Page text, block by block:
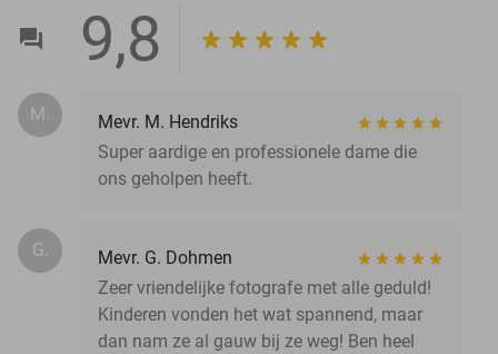
9,8
M.
Mevr. M. Hendriks
Super aardige en professionele dame die
ons geholpen heeft.
G.
Mevr. G. Dohmen
Zeer vriendelijke fotografe met alle geduld!
Kinderen vonden het wat spannend, maar
dan nam ze al gauw bij ze weg! Ben heel